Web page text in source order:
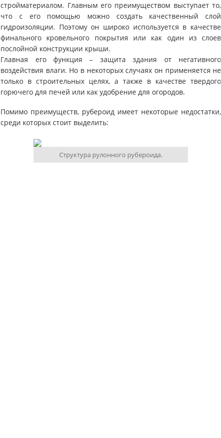
стройматериалом. Главным его преимуществом выступает то,
что с его помощью можно создать качественный слой
гидроизоляции. Поэтому он широко используется в качестве
финального кровельного покрытия или как один из слоев
послойной конструкции крыши.
Главная его функция – защита здания от негативного
воздействия влаги. Но в некоторых случаях он применяется не
только в строительных целях, а также в качестве твердого
горючего для печей или как удобрение для огородов.
Помимо преимуществ, рубероид имеет некоторые недостатки,
среди которых стоит выделить:
Структура рулонного рубероида.